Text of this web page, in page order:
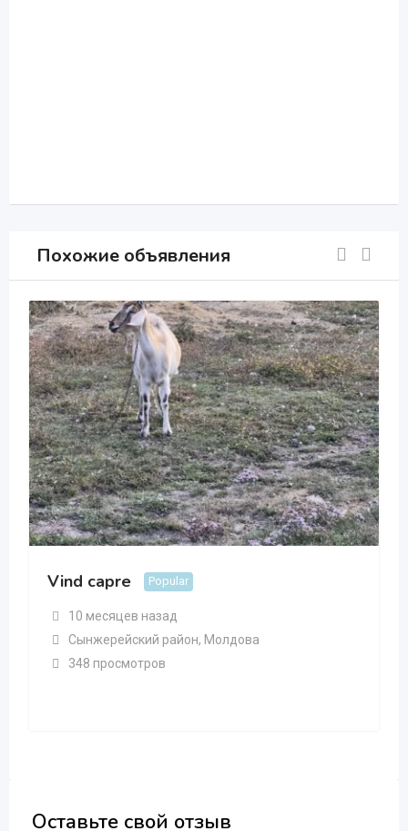
Похожие объявления
Vind capre Popular
10 месяцев назад
Сынжерейский район, Молдова
348 просмотров
Оставьте свой отзыв